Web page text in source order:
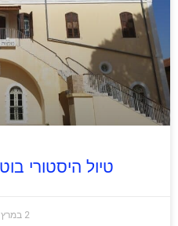
טיול היסטורי
2 במרץ 2025